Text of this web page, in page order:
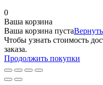
0
Ваша корзина
Ваша корзина пуста
Чтобы узнать стоимость
заказа.
Продолжить покупки